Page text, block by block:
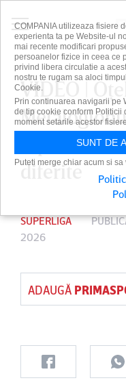
VIDEO |
reprize,
diferite
SUPERLIGA
2026
ADAUGĂ
COMPANIA utilizeaza fisiere
experienta ta pe Website-ul
mai recente modificari
persoanelor fizice in ceea ce
privind libera circulatie a
nostru te rugam sa aloci
Cookie.
Prin continuarea navigarii pe
de tip cookie conform Politicii
moment setarile acestor
SUNT DE
Puteti merge chiar acum si